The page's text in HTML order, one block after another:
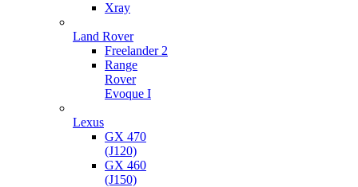
Xray
Land Rover
Freelander 2
Range
Rover
Evoque I
Lexus
GX 470
(J120)
GX 460
(J150)